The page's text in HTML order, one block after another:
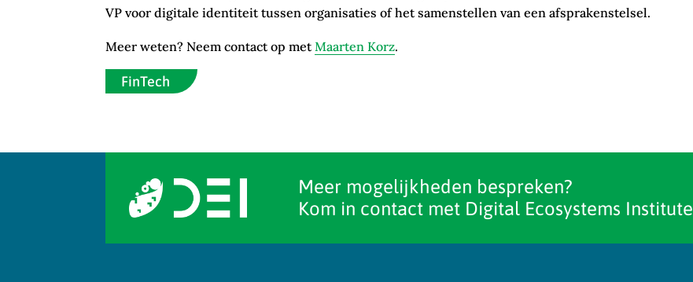
VP voor digitale identiteit tussen organisaties of het samenstellen van een afsprakenstelsel.
Meer weten? Neem contact op met Maarten Korz.
FinTech
Meer mogelijkheden bespreken?
Kom in contact met Digital Ecosystems Institute